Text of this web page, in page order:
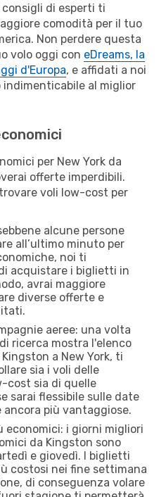
di esperti ti
comodità per il tuo
Non perdere questa
volo oggi con eDreams, la
d'Europa, e affidati a noi
al miglior
per New York da
offerte imperdibili.
voli low-cost per
alcune persone
all’ultimo minuto per
noi ti
acquistare i biglietti in
avrai maggiore
diverse offerte e
aeree: una volta
ricerca mostra l'elenco
a New York, ti
sia i voli delle
cost sia di quelle
sarai flessibile sulle date
più vantaggiose.
economici: i giorni migliori
da Kingston sono
e giovedì. I biglietti
costosi nei fine settimana
di conseguenza volare